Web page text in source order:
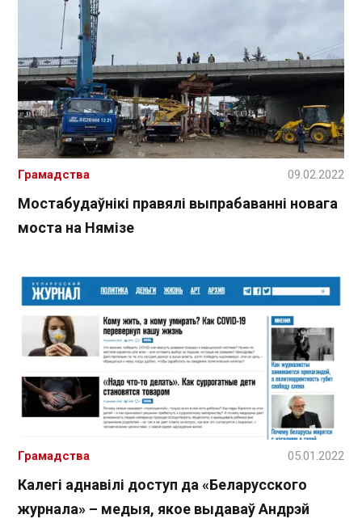
Мостабудаўнікі правялі выпрабаванні новага
моста на Нямізе
Грамадства 09.02.2022
Калегі аднавілі доступ да «Беларусского
журнала» – медыя, якое выдаваў Андрэй
Грамадства 05.01.2022